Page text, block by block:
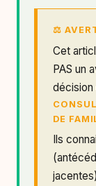
⚖
Cet
PAS un
DE
Ils